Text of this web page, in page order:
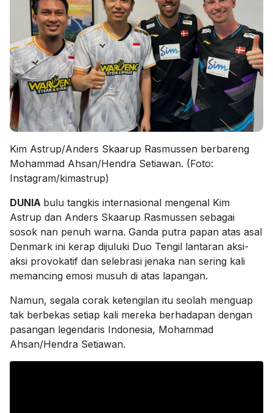
Kim Astrup/Anders Skaarup Rasmussen berbareng
Mohammad Ahsan/Hendra Setiawan. (Foto:
Instagram/kimastrup)
DUNIA bulu tangkis internasional mengenal Kim
Astrup dan Anders Skaarup Rasmussen sebagai
sosok nan penuh warna. Ganda putra papan atas asal
Denmark ini kerap dijuluki Duo Tengil lantaran aksi-
aksi provokatif dan selebrasi jenaka nan sering kali
memancing emosi musuh di atas lapangan.
Namun, segala corak ketengilan itu seolah menguap
tak berbekas setiap kali mereka berhadapan dengan
pasangan legendaris Indonesia, Mohammad
Ahsan/Hendra Setiawan.